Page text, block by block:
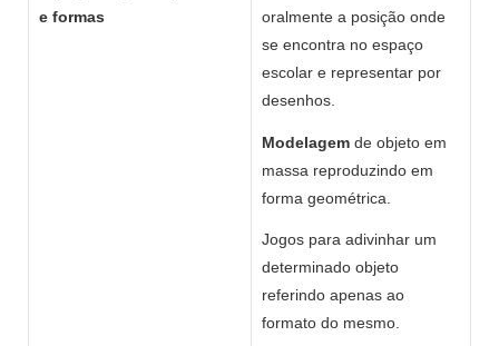
e formas
oralmente a posição onde
se encontra no espaço
escolar e representar por
desenhos.
Modelagem de objeto em
massa reproduzindo em
forma geométrica.
Jogos para adivinhar um
determinado objeto
referindo apenas ao
formato do mesmo.